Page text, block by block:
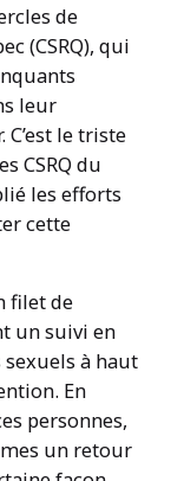
de
(CSRQ), qui
leur
le triste
CSRQ du
les efforts
cette
filet de
un suivi en
à haut
En
personnes,
un retour